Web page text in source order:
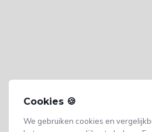
Cookies 🍪
We gebruiken cookies en